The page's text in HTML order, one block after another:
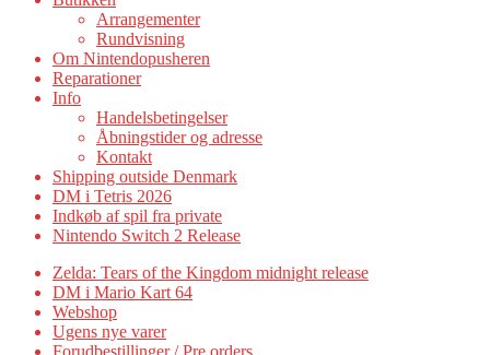
Arrangementer
Rundvisning
Om Nintendopusheren
Reparationer
Info
Handelsbetingelser
Åbningstider og adresse
Kontakt
Shipping outside Denmark
DM i Tetris 2026
Indkøb af spil fra private
Nintendo Switch 2 Release
Zelda: Tears of the Kingdom midnight release
DM i Mario Kart 64
Webshop
Ugens nye varer
Forudbestillinger / Pre orders